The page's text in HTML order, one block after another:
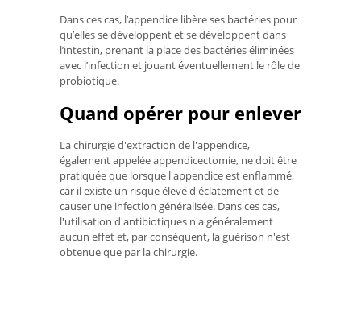
Dans ces cas, l’appendice libère ses bactéries pour
qu’elles se développent et se développent dans
l’intestin, prenant la place des bactéries éliminées
avec l’infection et jouant éventuellement le rôle de
probiotique.
Quand opérer pour enlever
La chirurgie d'extraction de l'appendice,
également appelée appendicectomie, ne doit être
pratiquée que lorsque l'appendice est enflammé,
car il existe un risque élevé d'éclatement et de
causer une infection généralisée. Dans ces cas,
l'utilisation d'antibiotiques n'a généralement
aucun effet et, par conséquent, la guérison n'est
obtenue que par la chirurgie.